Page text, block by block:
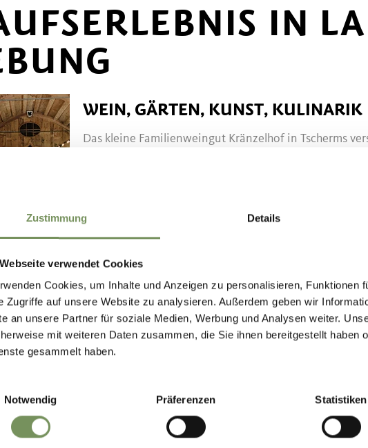
Zustimmung Details
verwendet Cookies
Cookies, um Inhalte und Anzeigen zu personalisieren, Funktionen
Zugriffe auf unsere Website zu analysieren. Außerdem geben wir
an unsere Partner für soziale Medien, Werbung und Analysen weiter.
mit weiteren Daten zusammen, die Sie ihnen bereitgestellt haben
gesammelt haben.
Notwendig
Präferenzen Statistiken
IN
WEIN, GÄRTEN, KUNST, KULINARIK
Das kleine Familienweingut Kränzelhof in Tscherms
www.kraenzelhof.it
CALCEUS
Calceus ist ein altrömischer Magistratenschuh, der
info@kuntnerfashion.com
www.kuntnerfashion.com